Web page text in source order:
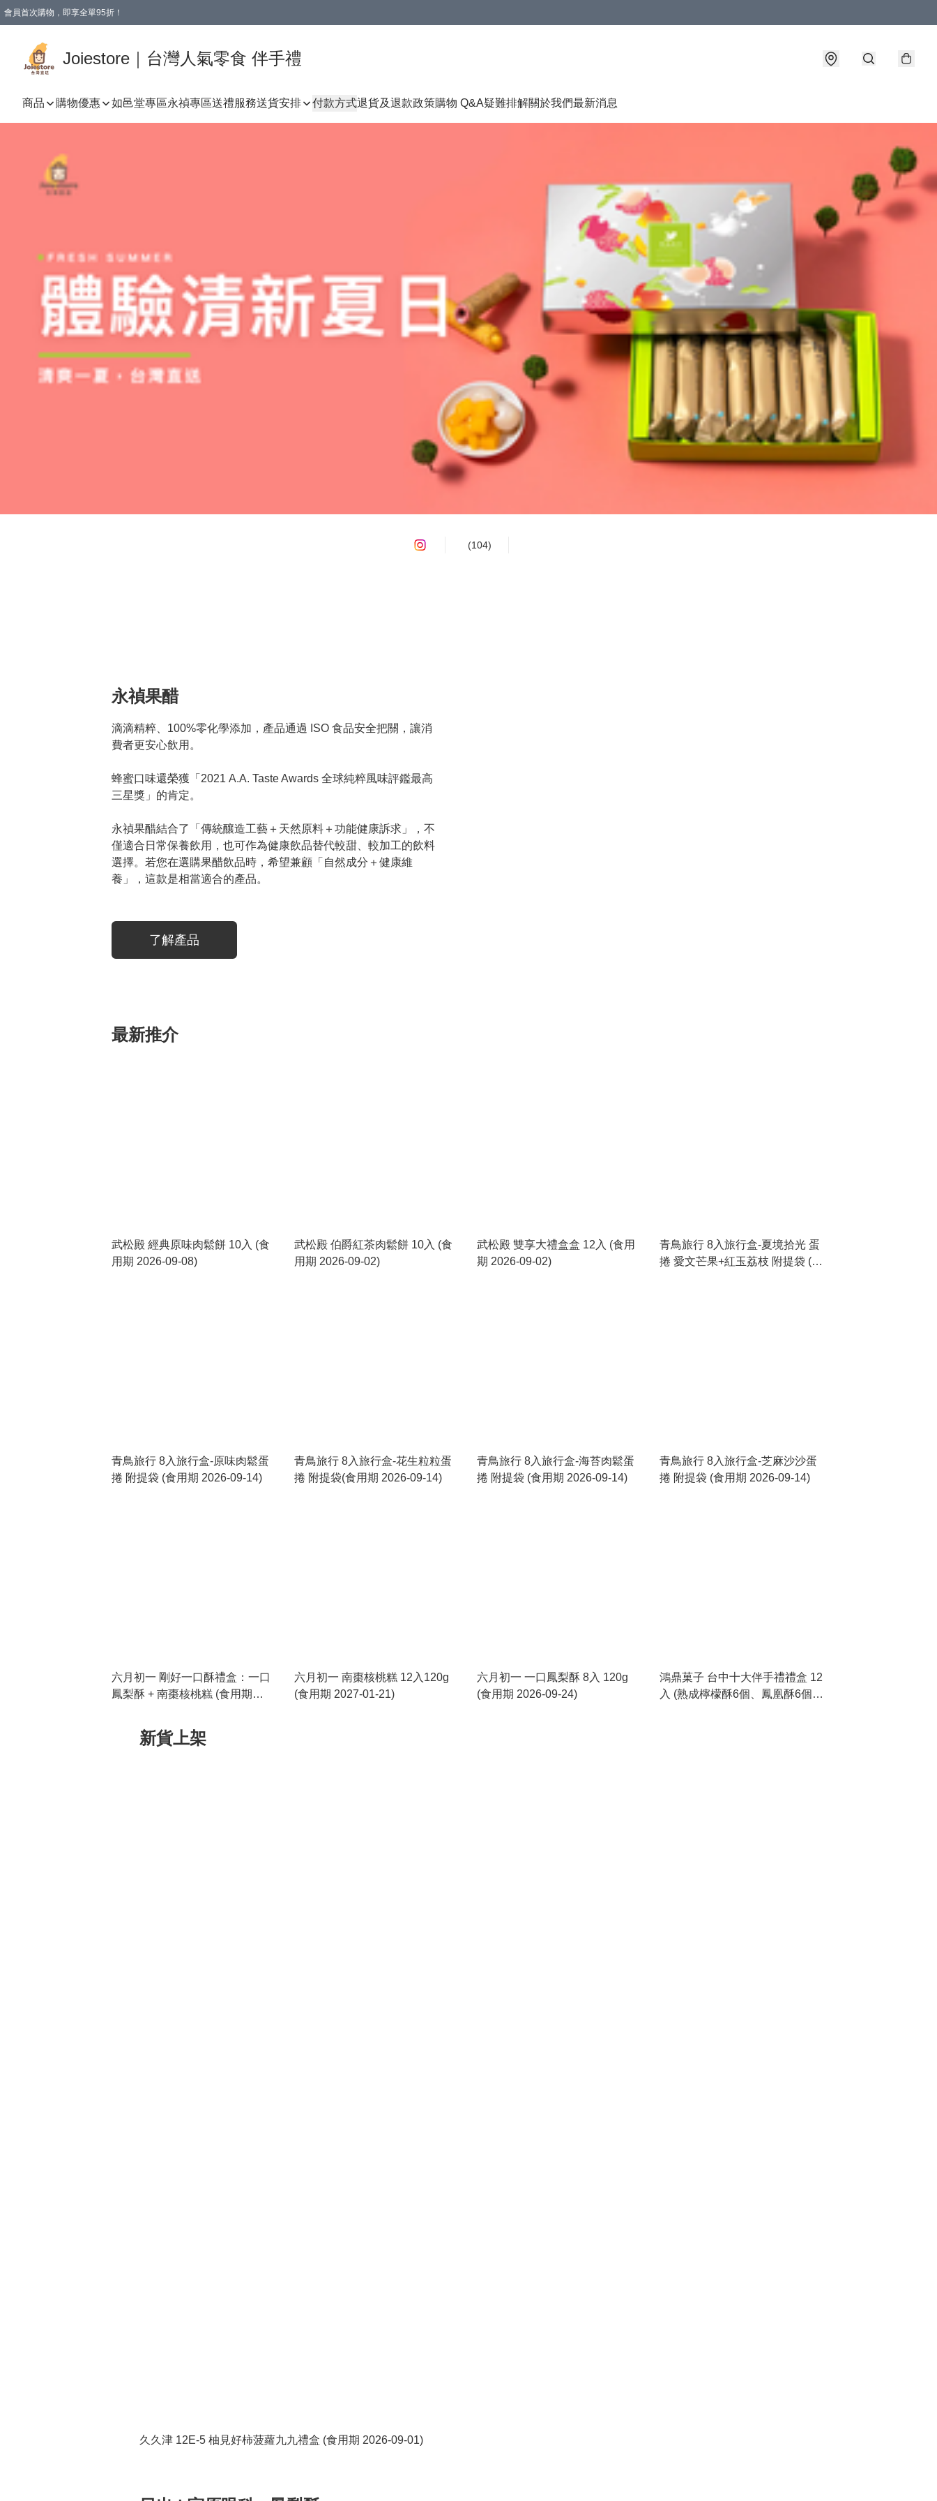
會員首次購物，即享全單95折！
Joiestore｜台灣人氣零食 伴手禮
商品 購物優惠 如邑堂專區永禎專區送禮服務送貨安排 付款方式退貨及退款政策購物 Q&A疑難排解關於我們最新消息
(104)
永禎果醋
滴滴精粹、100%零化學添加，產品通過 ISO 食品安全把關，讓消
費者更安心飲用。
蜂蜜口味還榮獲「2021 A.A. Taste Awards 全球純粹風味評鑑最高
三星獎」的肯定。
永禎果醋結合了「傳統釀造工藝＋天然原料＋功能健康訴求」，不
僅適合日常保養飲用，也可作為健康飲品替代較甜、較加工的飲料
選擇。若您在選購果醋飲品時，希望兼顧「自然成分＋健康維
養」，這款是相當適合的產品。
了解產品
最新推介
武松殿 經典原味肉鬆餅 10入 (食
用期 2026-09-08)
武松殿 伯爵紅茶肉鬆餅 10入 (食
用期 2026-09-02)
武松殿 雙享大禮盒盒 12入 (食用
期 2026-09-02)
青鳥旅行 8入旅行盒-夏境拾光 蛋
捲 愛文芒果+紅玉荔枝 附提袋 (食
青鳥旅行 8入旅行盒-原味肉鬆蛋
捲 附提袋 (食用期 2026-09-14)
青鳥旅行 8入旅行盒-花生粒粒蛋
捲 附提袋(食用期 2026-09-14)
青鳥旅行 8入旅行盒-海苔肉鬆蛋
捲 附提袋 (食用期 2026-09-14)
青鳥旅行 8入旅行盒-芝麻沙沙蛋
捲 附提袋 (食用期 2026-09-14)
六月初一 剛好一口酥禮盒：一口
鳳梨酥 + 南棗核桃糕 (食用期
六月初一 南棗核桃糕 12入120g
(食用期 2027-01-21)
六月初一 一口鳳梨酥 8入 120g
(食用期 2026-09-24)
鴻鼎菓子 台中十大伴手禮禮盒 12
入 (熟成檸檬酥6個、鳳凰酥6個)
新貨上架
久久津 12E-5 柚見好柿菠蘿九九禮盒 (食用期 2026-09-01)